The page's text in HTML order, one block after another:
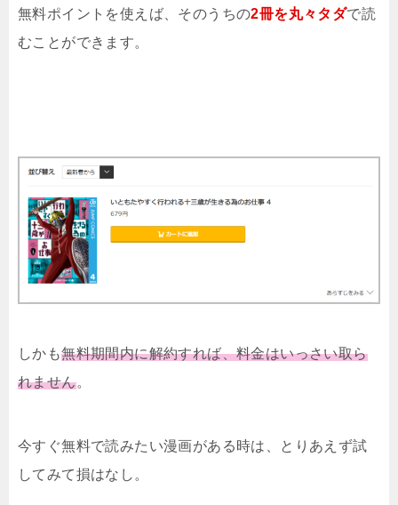
無料ポイントを使えば、そのうちの2冊を丸々タダで読
むことができます。
しかも無料期間内に解約すれば、料金はいっさい取ら
れません。
今すぐ無料で読みたい漫画がある時は、とりあえず試
してみて損はなし。